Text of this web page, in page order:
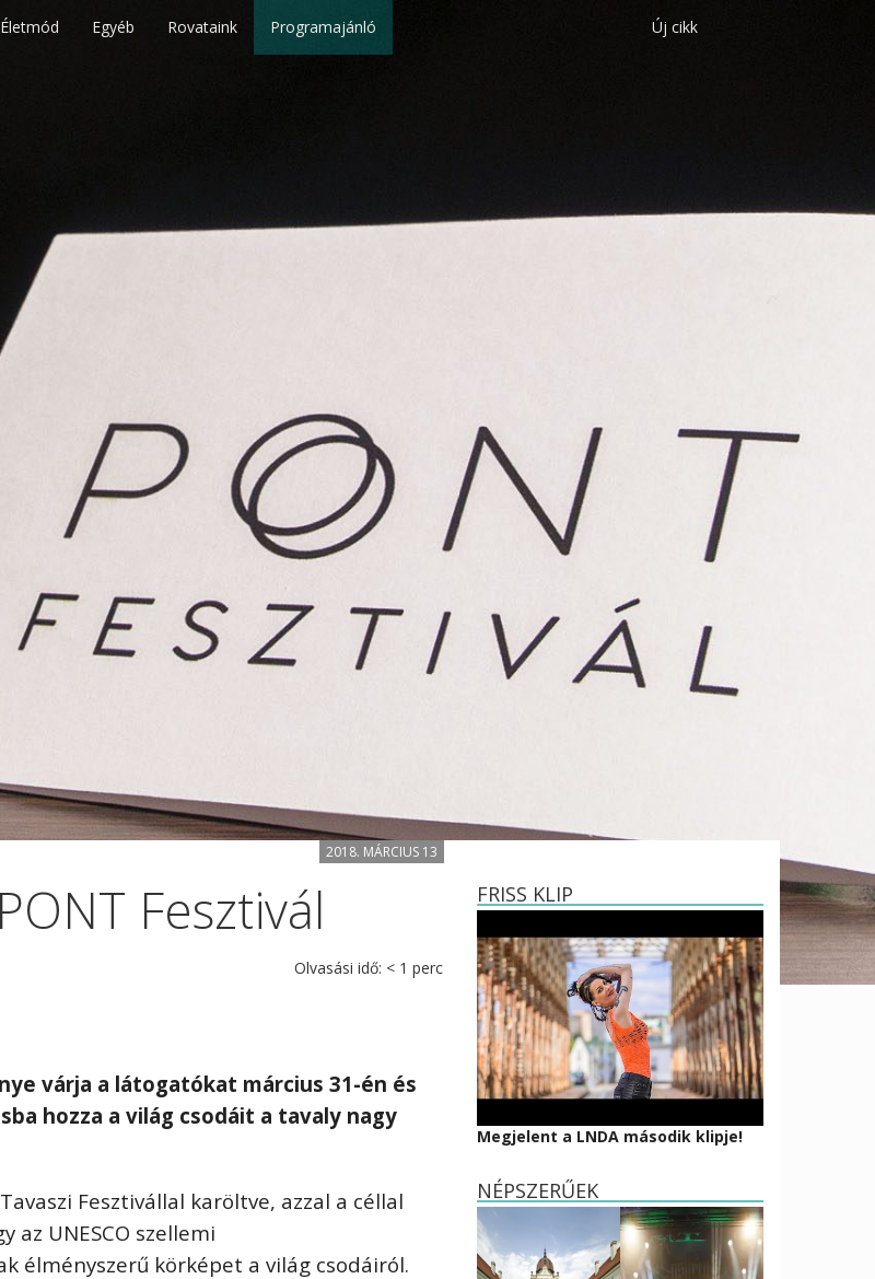
Életmód Egyéb Rovataink Programajánló Új cikk
2018. MÁRCIUS 13
Fesztivál
Olvasási idő: < 1 perc
nye várja a látogatókat március 31-én és
hozza a világ csodáit a tavaly nagy
Fesztivállal karöltve, azzal a céllal
UNESCO szellemi
élményszerű körképet a világ csodáiról.
FRISS KLIP
Megjelent a LNDA második klipje!
NÉPSZERŰEK